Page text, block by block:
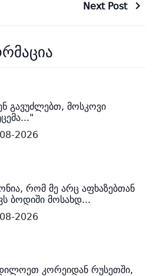
Next Post
გავუძლებთ, მოსკოვი
2026
რომ მე არც აფხაზებთან
ბოდიში მოსახდ...
2026
კორეიდან რუსეთში,